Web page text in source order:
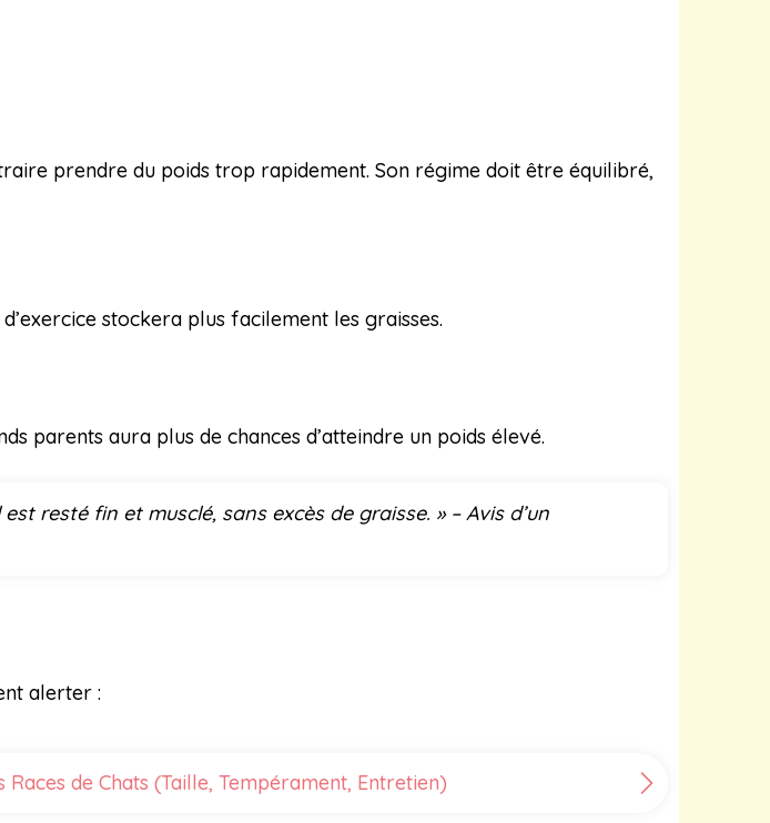
prendre du poids trop rapidement. Son régime doit être équilibré,
stockera plus facilement les graisses.
parents aura plus de chances d’atteindre un poids élevé.
resté fin et musclé, sans excès de graisse. » – Avis d’un
alerter :
de Chats (Taille, Tempérament, Entretien)